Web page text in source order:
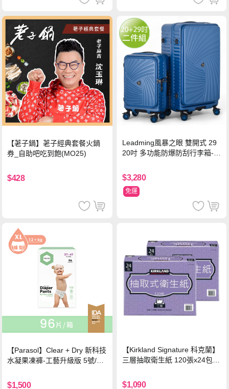
【荖子鍋】荖子經典套餐火鍋
券_自助吧吃到飽(MO25)
$428
Leadming風暴之眼 雙開式 29
20吋 多功能防爆防刮行李箱-海
$3,280
免運
【Parasol】Clear + Dry 新科技
水凝果凍褲-工藝升級版 5號/XL
$1,500
【Kirkland Signature 科克蘭】
三層抽取衛生紙 120張x24包x2
$1,090